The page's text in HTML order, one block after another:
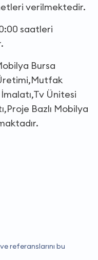
verilmektedir.
saatleri
Bursa
Ünitesi
Bazlı Mobilya
referanslarını bu